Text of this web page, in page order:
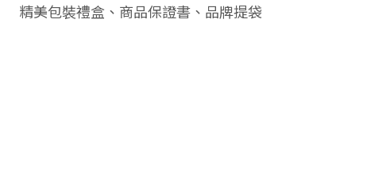
精美包裝禮盒、商品保證書、品牌提袋